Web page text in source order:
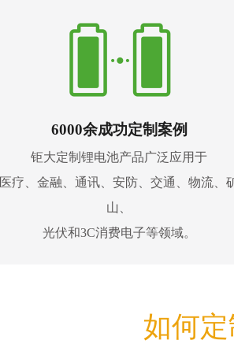
6000余成功定制案例
钜大定制锂电池产品广泛应用于
医疗、金融、通讯、安防、交通、物流、
山、
光伏和3C消费电子等领域。
如何